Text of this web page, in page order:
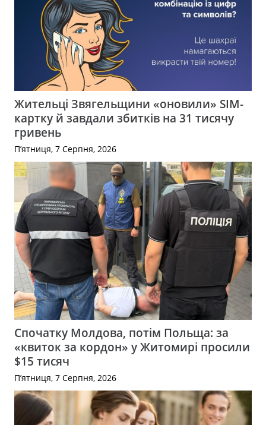
Жительці Звягельщини «оновили» SIM-
картку й завдали збитків на 31 тисячу
гривень
П’ятниця, 7 Серпня, 2026
Спочатку Молдова, потім Польща: за
«квиток за кордон» у Житомирі просили
$15 тисяч
П’ятниця, 7 Серпня, 2026